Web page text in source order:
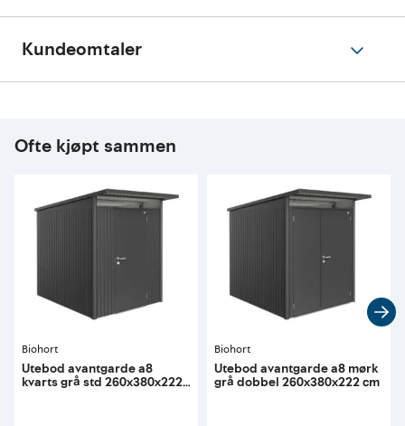
Kundeomtaler
Ofte kjøpt sammen
Biohort
Utebod avantgarde a8
kvarts grå std 260x380x222
Biohort
Utebod avantgarde a8 mørk
grå dobbel 260x380x222 cm